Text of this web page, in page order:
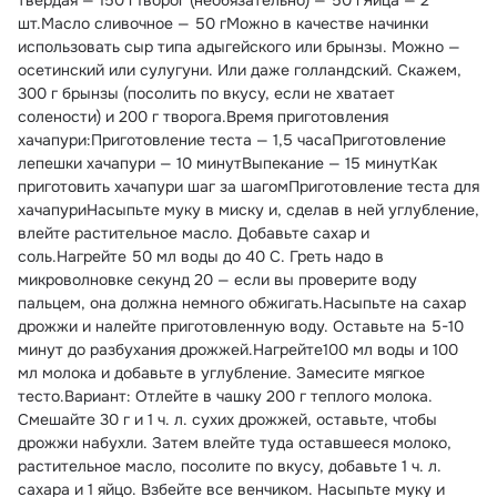
шт.Масло сливочное — 50 гМожно в качестве начинки
использовать сыр типа адыгейского или брынзы. Можно —
осетинский или сулугуни. Или даже голландский. Скажем,
300 г брынзы (посолить по вкусу, если не хватает
солености) и 200 г творога.Время приготовления
хачапури:Приготовление теста — 1,5 часаПриготовление
лепешки хачапури — 10 минутВыпекание — 15 минутКак
приготовить хачапури шаг за шагомПриготовление теста для
хачапуриНасыпьте муку в миску и, сделав в ней углубление,
влейте растительное масло. Добавьте сахар и
соль.Нагрейте 50 мл воды до 40 С. Греть надо в
микроволновке секунд 20 — если вы проверите воду
пальцем, она должна немного обжигать.Насыпьте на сахар
дрожжи и налейте приготовленную воду. Оставьте на 5-10
минут до разбухания дрожжей.Нагрейте100 мл воды и 100
мл молока и добавьте в углубление. Замесите мягкое
тесто.Вариант: Отлейте в чашку 200 г теплого молока.
Смешайте 30 г и 1 ч. л. сухих дрожжей, оставьте, чтобы
дрожжи набухли. Затем влейте туда оставшееся молоко,
растительное масло, посолите по вкусу, добавьте 1 ч. л.
сахара и 1 яйцо. Взбейте все венчиком. Насыпьте муку и